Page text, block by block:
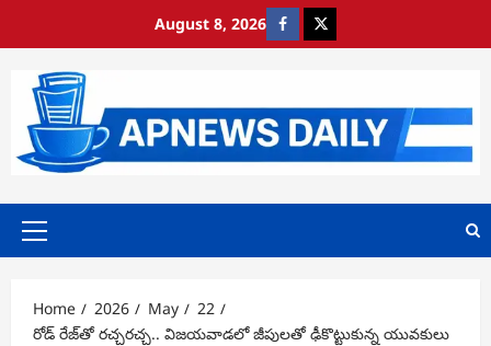
August 8, 2026 https://www.facebook.com/
https://x.com/
Primary
Home 2026 May
22
రోడ్ రేజ్‌తో రచ్చరచ్చ.. విజయవాడలో జీపులతో ఢీకొట్టుకున్న యువకులు